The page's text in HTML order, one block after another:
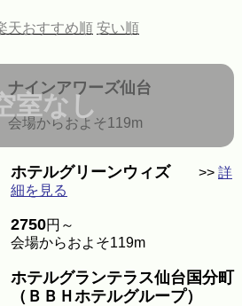
天おすすめ順 安い順
室なし
ナインアワーズ仙台
会場からおよそ119m
ホテルグリーンウィズ >> 詳
細を見る
2750円～
会場からおよそ119m
ホテルグランテラス仙台国分町
（ＢＢＨホテルグループ）